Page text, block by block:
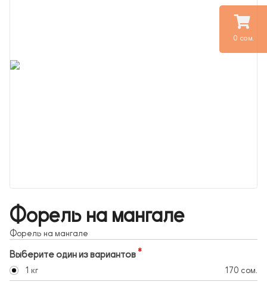
0 сом.
Форель на мангале
Форель на мангале
Выберите один из вариантов
1 кг 170 сом.